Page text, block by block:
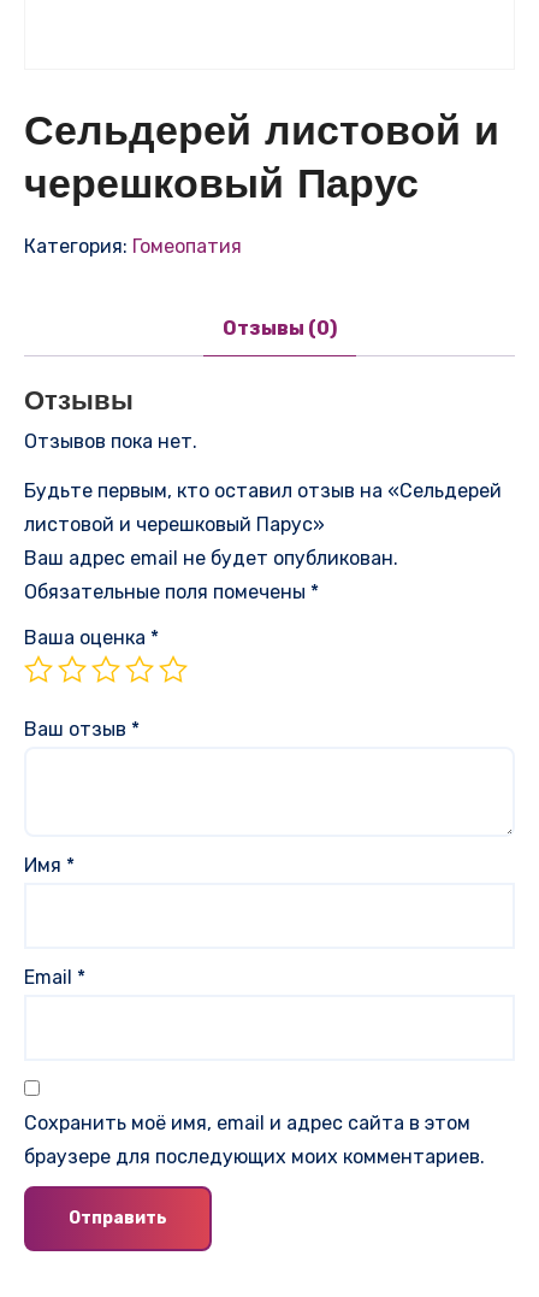
Сельдерей листовой и
черешковый Парус
Категория: Гомеопатия
Отзывы (0)
Отзывы
Отзывов пока нет.
Будьте первым, кто оставил отзыв на «Сельдерей
листовой и черешковый Парус»
Ваш адрес email не будет опубликован.
Обязательные поля помечены *
Ваша оценка *
Ваш отзыв *
Имя *
Email *
Сохранить моё имя, email и адрес сайта в этом
браузере для последующих моих комментариев.